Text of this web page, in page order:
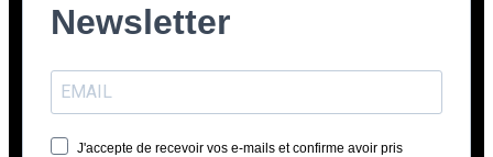
Newsletter
J'accepte de recevoir vos e-mails et confirme avoir pris